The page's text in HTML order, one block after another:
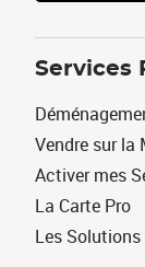
Services
Vendre sur la
Activer mes
La Carte Pro
Les Solutions